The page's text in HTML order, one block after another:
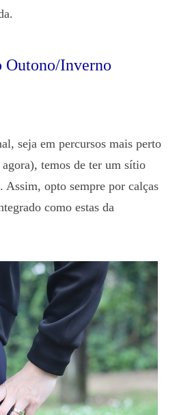
Outono/Inverno
seja em percursos mais perto
temos de ter um sítio
Assim, opto sempre por calças
como estas da